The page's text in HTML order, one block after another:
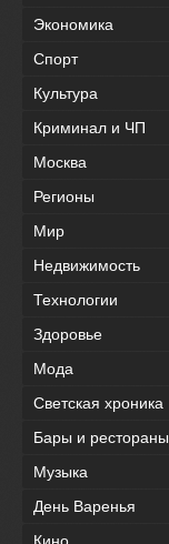
Экономика
Спорт
Культура
Криминал и ЧП
Москва
Регионы
Мир
Недвижимость
Технологии
Здоровье
Мода
Светская хроника
Бары и рестораны
Музыка
День Варенья